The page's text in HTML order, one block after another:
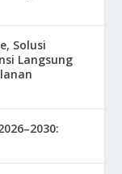
Solusi
Langsung